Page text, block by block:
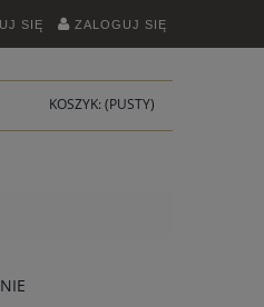
SIĘ ZALOGUJ SIĘ
KOSZYK: (PUSTY)